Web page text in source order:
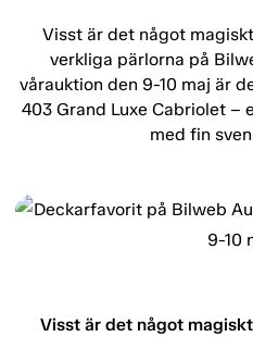
Visst är det något
verkliga pärlorna på
vårauktion den 9-10 maj är
403 Grand Luxe Cabriolet –
med fin
Visst är det något